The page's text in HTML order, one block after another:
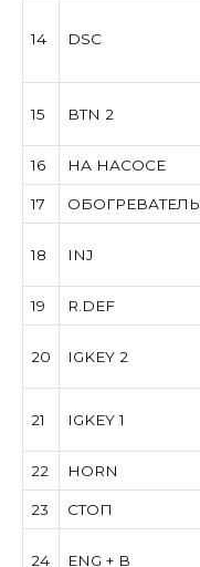
14 DSC
15 BTN 2
16 НА НАСОСЕ
17 ОБОГРЕВАТЕЛЬ
18 INJ
19 R.DEF
20 IGKEY 2
21 IGKEY 1
22 HORN
23 СТОП
24 ENG + В